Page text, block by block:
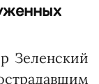
Зеленский